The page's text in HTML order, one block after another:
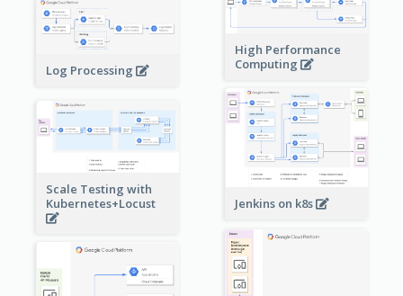
High Performance
Computing
Log Processing
Jenkins on k8s
Scale Testing with
Kubernetes+Locust